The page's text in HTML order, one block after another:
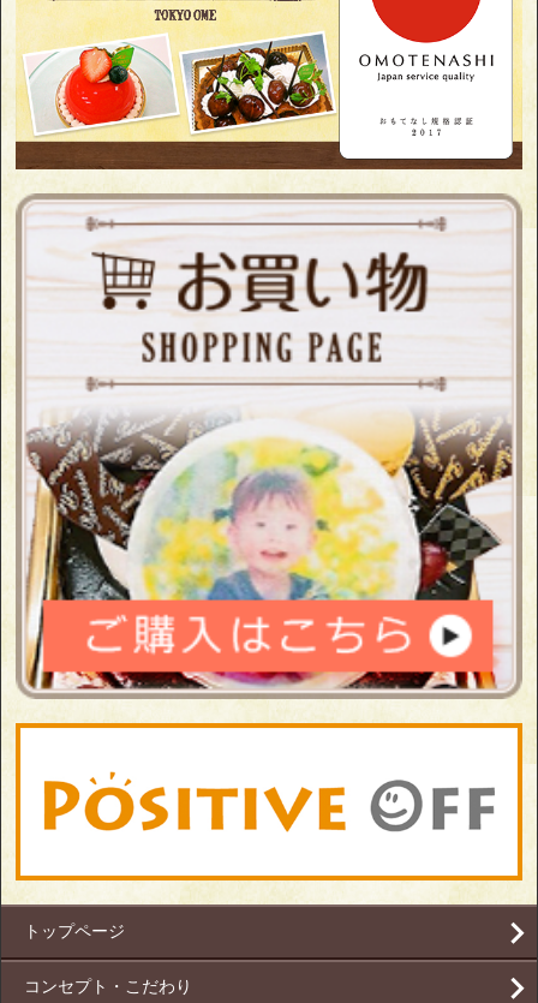
トップページ
コンセプト・こだわり